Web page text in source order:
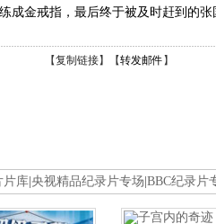
成金戒指，最后终于被及时赶到的
【复制链接】【转发邮件 】
片库 央视精品纪录片专场 BBC纪录片